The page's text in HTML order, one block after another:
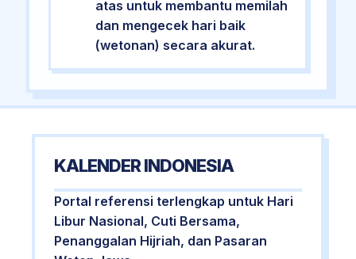
atas untuk membantu memilah
dan mengecek hari baik
(wetonan) secara akurat.
KALENDER INDONESIA
Portal referensi terlengkap untuk Hari
Libur Nasional, Cuti Bersama,
Penanggalan Hijriah, dan Pasaran